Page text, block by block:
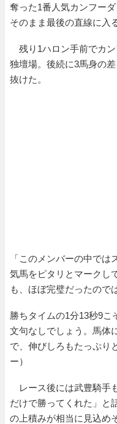
奪った1番人気カンフー
そのまま最後の直線に入る
残り1ハロン手前でカ
独壇場。後続に3馬身の
抜けた。
「このメンバーの中で
気馬をピタリとマークし
も、ほぼ完璧だったので
勝ちタイムの1分13秒9こ
文句なしでしょう。馬体
で、伸びしろもたっぷり
ー）
レース後には武豊騎手
だけで勝ってくれた」と
の上積みが相当に見込め